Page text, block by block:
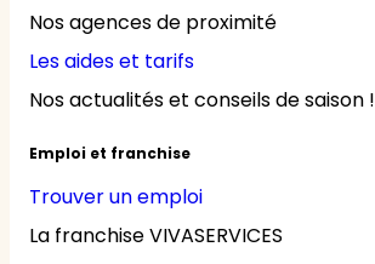
Nos agences de proximité
Les aides et tarifs
Nos actualités et conseils de saison !
Emploi et franchise
Trouver un emploi
La franchise VIVASERVICES